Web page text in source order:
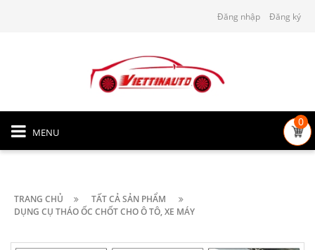
Đăng nhập Đăng ký
MENU
0
TRANG CHỦ
TẤT CẢ SẢN PHẨM
DỤNG CỤ THÁO ỐC CHỐT CHO Ô TÔ, XE MÁY